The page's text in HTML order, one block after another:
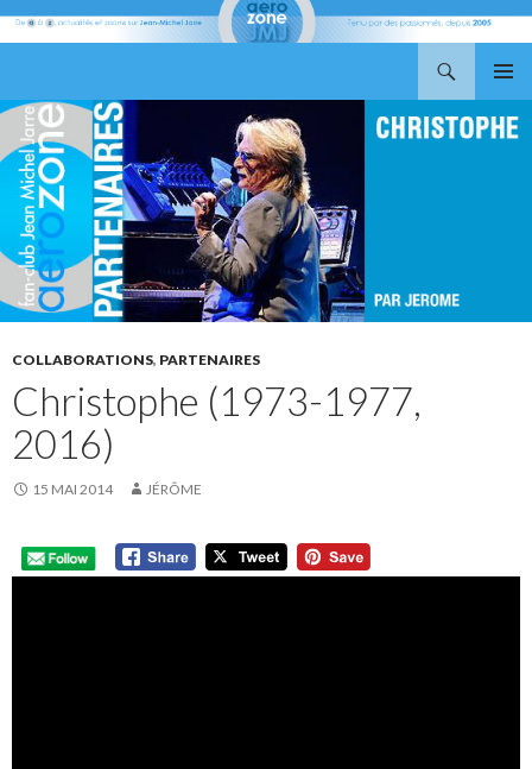
AU
CONTENU
COLLABORATIONS, PARTENAIRES
Christophe (1973-1977,
2016)
15 MAI 2014 JÉRÔME